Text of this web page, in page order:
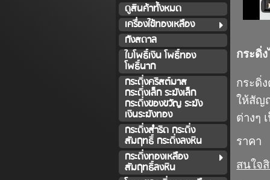
ดูสินค้าทั้งหมด
เครื่องใช้ทองเหลือง
กังสดาล
ใบโพธิ์เงิน โพธิ์ทอง
โพธิ์นาก
กระดิ่งคริสต์มาส
กระดิ่งเล็ก ระฆังเล็ก
กระดิ่งของขวัญ ระฆัง
เงินระฆังทอง
กระดิ่งสำริด กระดิ่ง
สัมฤทธิ์ กระดิ่งลงหิน
กระดิ่งทองเหลือง
สัมฤทธิ์ลงหิน
กระดิ่
กระดิ่
ให้สัญ
ต่างๆ
ราค
สนใจ